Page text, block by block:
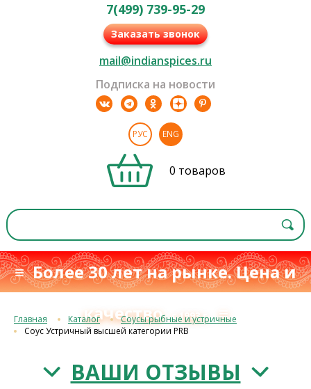
7(499) 739-95-29
Заказать звонок
mail@indianspices.ru
Подписка на новости
РУС ENG
0 товаров
≡ Более 30 лет на рынке. Цена и
качествос 1993 г.≡
Главная Каталог
Соусы рыбные и устричные
Соус Устричный высшей категории PRB
ВАШИ ОТЗЫВЫ